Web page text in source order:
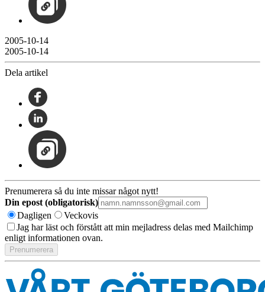
2005-10-14
2005-10-14
Dela artikel
Prenumerera så du inte missar något nytt!
Din epost (obligatorisk)
Dagligen
Veckovis
Jag har läst och förstått att min mejladress delas med Mailchimp
enligt informationen ovan.